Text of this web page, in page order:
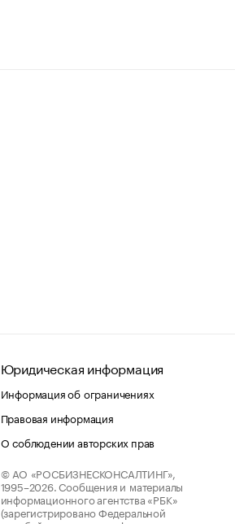
Юридическая информация
Информация об ограничениях
Правовая информация
О соблюдении авторских прав
© АО «РОСБИЗНЕСКОНСАЛТИНГ»,
1995–2026. Сообщения и материалы
информационного агентства «РБК»
(зарегистрировано Федеральной